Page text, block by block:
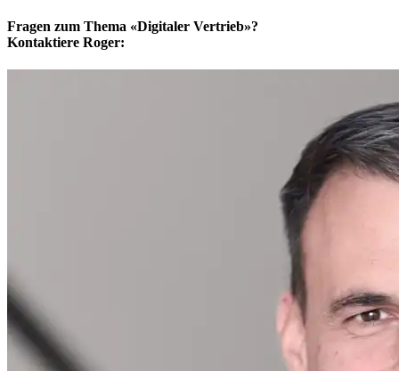
Fragen zum Thema «Digitaler Vertrieb»?
Kontaktiere Roger: